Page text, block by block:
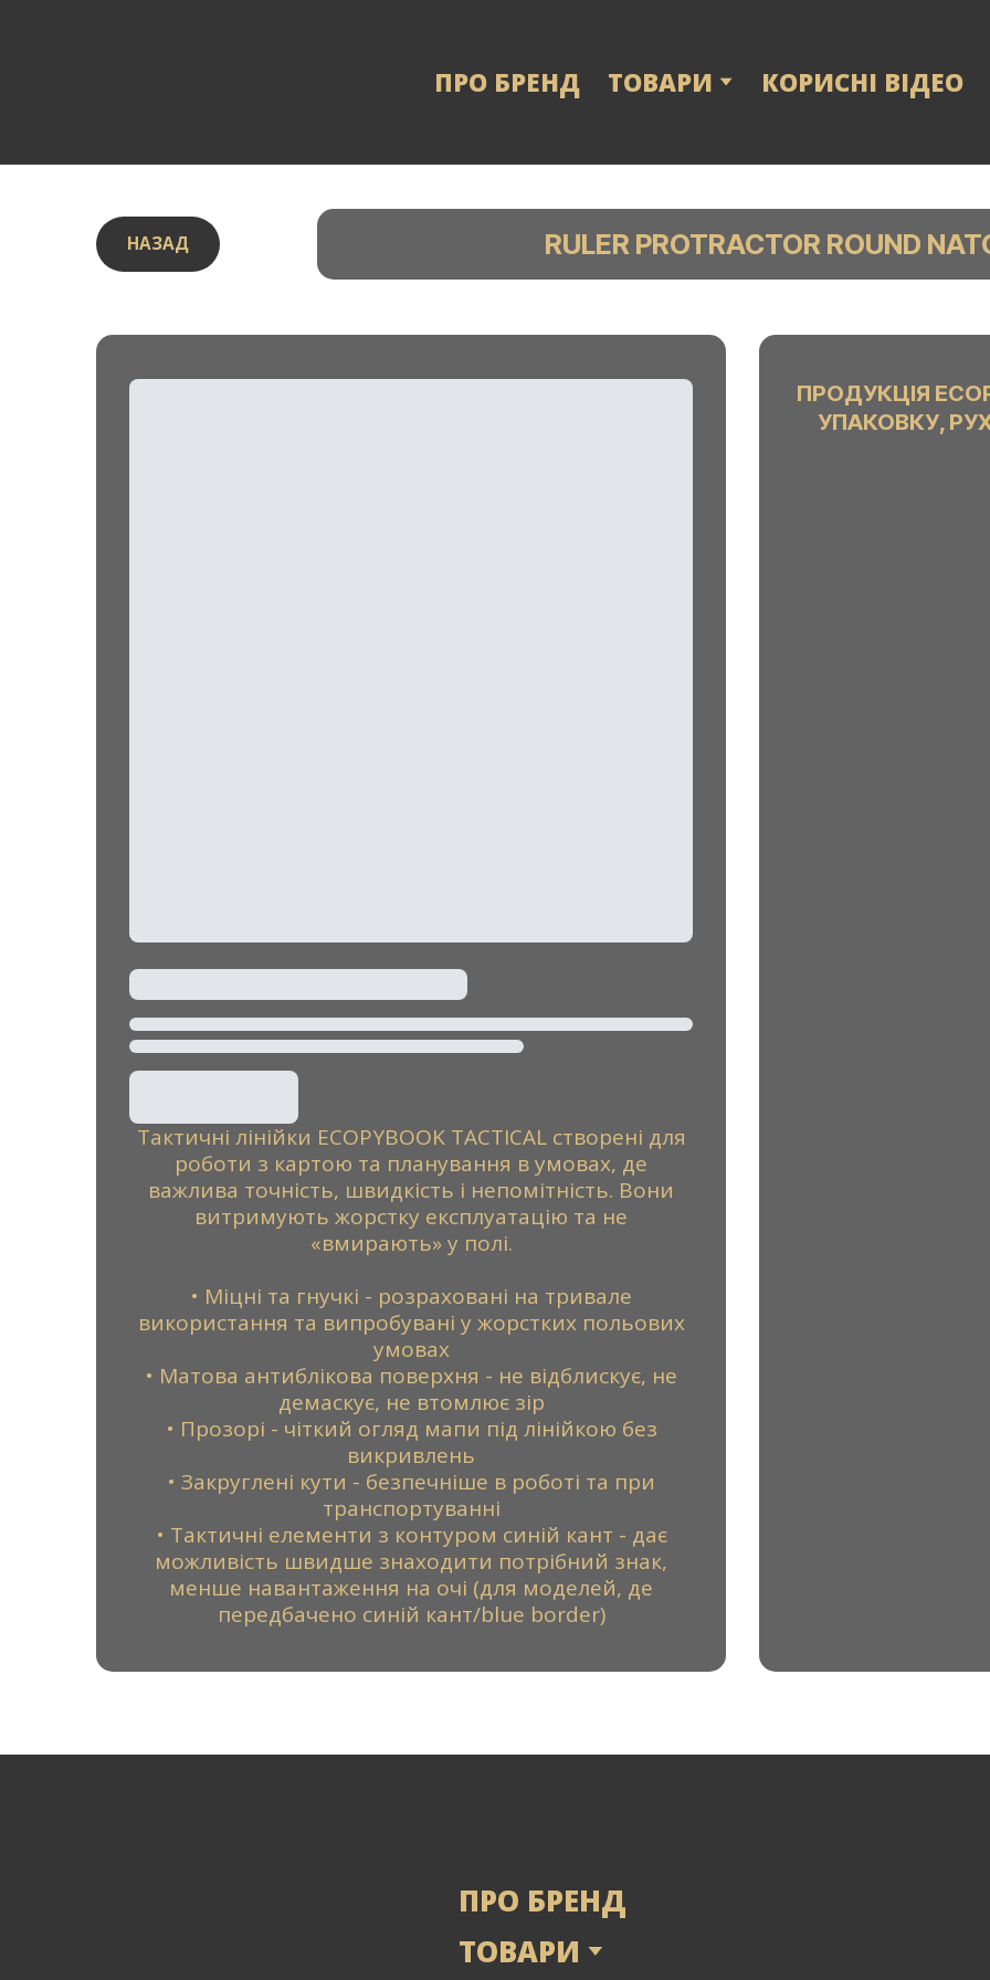
ПРО БРЕНД ТОВАРИ КОРИСНІ ВІДЕО
НАЗАД RULER PROTRACTOR ROUND
Тактичні лінійки ECOPYBOOK TACTICAL створені для
роботи з картою та планування в умовах, де
важлива точність, швидкість і непомітність. Вони
витримують жорстку експлуатацію та не
«вмирають» у полі.
• Міцні та гнучкі - розраховані на тривале
використання та випробувані у жорстких польових
умовах
• Матова антиблікова поверхня - не відблискує, не
демаскує, не втомлює зір
• Прозорі - чіткий огляд мапи під лінійкою без
викривлень
• Закруглені кути - безпечніше в роботі та при
транспортуванні
• Тактичні елементи з контуром синій кант - дає
можливість швидше знаходити потрібний знак,
менше навантаження на очі (для моделей, де
передбачено синій кант/blue border)
ПРОДУКЦІЯ
УПАКОВКУ,
ПРО БРЕНД
ТОВАРИ